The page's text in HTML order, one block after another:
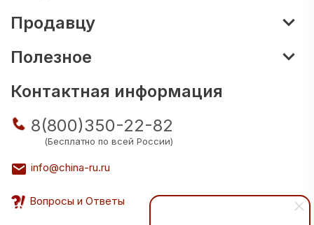
Продавцу
Полезное
Контактная информация
8(800)350-22-82
(Бесплатно по всей России)
info@china-ru.ru
Вопросы и Ответы